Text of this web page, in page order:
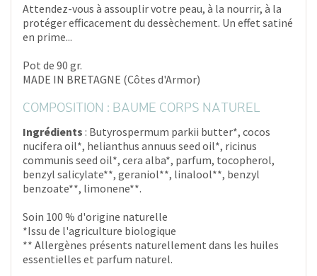
Attendez-vous à assouplir votre peau, à la nourrir, à la
protéger efficacement du dessèchement. Un effet satiné
en prime...
Pot de 90 gr.
MADE IN BRETAGNE (Côtes d'Armor)
COMPOSITION : BAUME CORPS NATUREL
Ingrédients : Butyrospermum parkii butter*, cocos
nucifera oil*, helianthus annuus seed oil*, ricinus
communis seed oil*, cera alba*, parfum, tocopherol,
benzyl salicylate**, geraniol**, linalool**, benzyl
benzoate**, limonene**.
Soin 100 % d'origine naturelle
*Issu de l'agriculture biologique
** Allergènes présents naturellement dans les huiles
essentielles et parfum naturel.